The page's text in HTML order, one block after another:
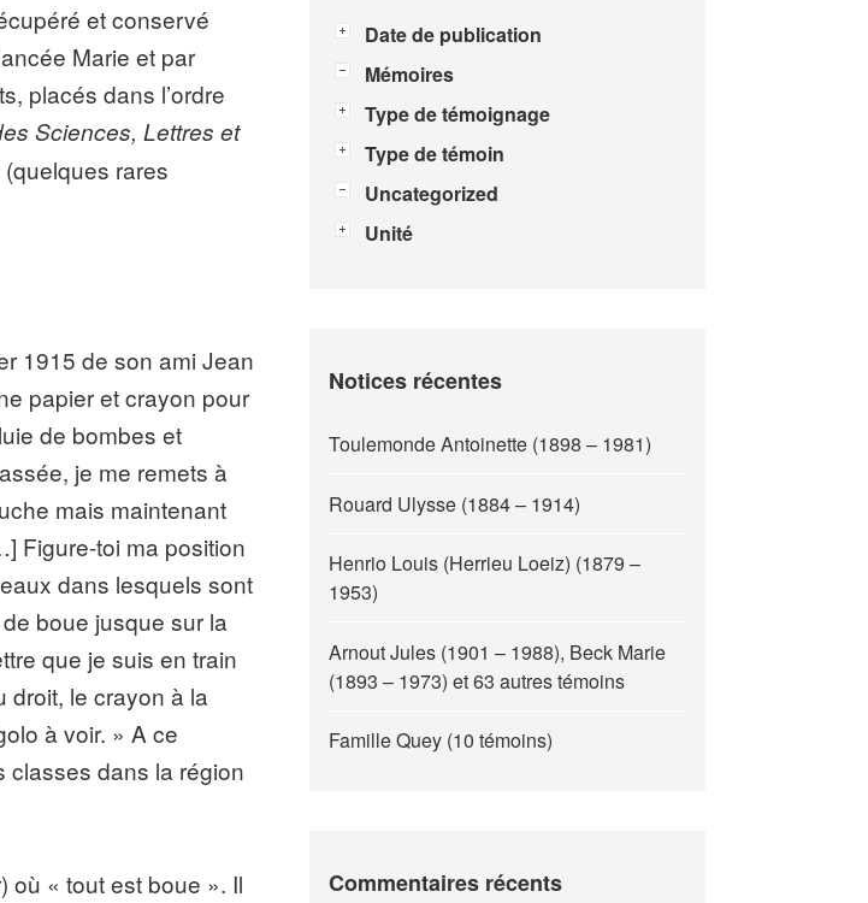
et conservé
Marie et par
placés dans l’ordre
Sciences, Lettres et
rares
1915 de son ami Jean
papier et crayon pour
de bombes et
je me remets à
mais maintenant
Figure-toi ma position
dans lesquels sont
boue jusque sur la
que je suis en train
droit, le crayon à la
à voir. » A ce
classes dans la région
où « tout est boue ». Il
Date de publication
Mémoires
Type de témoignage
Type de témoin
Uncategorized
Unité
Notices récentes
Toulemonde Antoinette (1898 – 1981)
Rouard Ulysse (1884 – 1914)
Henrio Louis (Herrieu Loeiz) (1879 –
1953)
Arnout Jules (1901 – 1988), Beck Marie
(1893 – 1973) et 63 autres témoins
Famille Quey (10 témoins)
Commentaires récents